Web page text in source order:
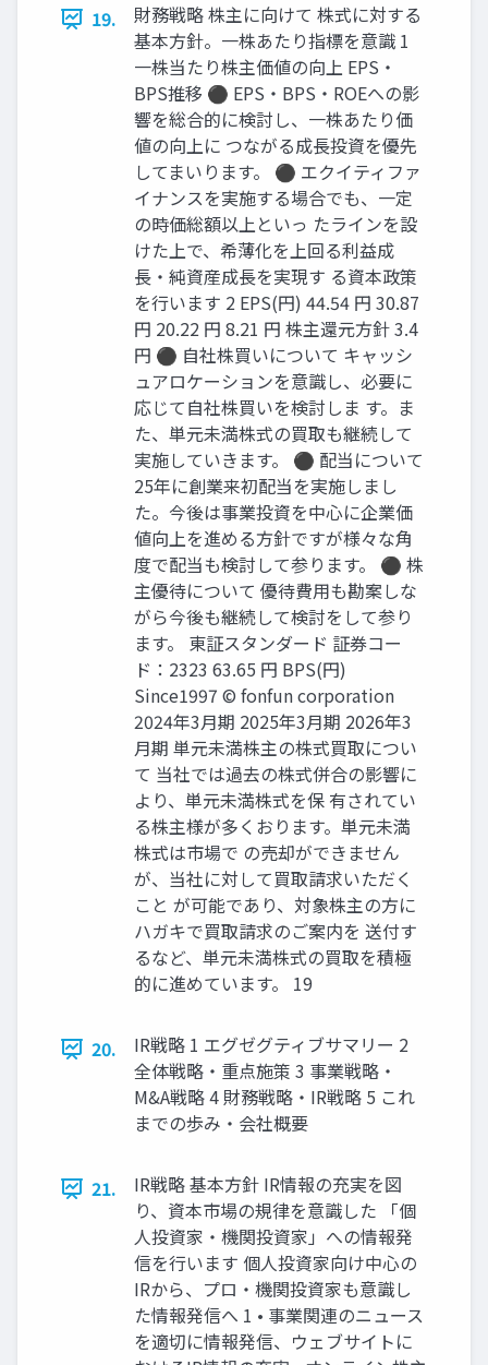
19.
財務戦略 株主に向けて 株式に対する
基本方針。一株あたり指標を意識 1
一株当たり株主価値の向上 EPS・
BPS推移 ⚫ EPS・BPS・ROEへの影
響を総合的に検討し、一株あたり価
値の向上に つながる成長投資を優先
してまいります。 ⚫ エクイティファ
イナンスを実施する場合でも、一定
の時価総額以上といっ たラインを設
けた上で、希薄化を上回る利益成
長・純資産成長を実現す る資本政策
を行います 2 EPS(円) 44.54 円 30.87
円 20.22 円 8.21 円 株主還元方針 3.4
円 ⚫ 自社株買いについて キャッシ
ュアロケーションを意識し、必要に
応じて自社株買いを検討しま す。ま
た、単元未満株式の買取も継続して
実施していきます。 ⚫ 配当について
25年に創業来初配当を実施しまし
た。今後は事業投資を中心に企業価
値向上を進める方針ですが様々な角
度で配当も検討して参ります。 ⚫ 株
主優待について 優待費用も勘案しな
がら今後も継続して検討をして参り
ます。 東証スタンダード 証券コー
ド：2323 63.65 円 BPS(円)
Since1997 © fonfun corporation
2024年3月期 2025年3月期 2026年3
月期 単元未満株主の株式買取につい
て 当社では過去の株式併合の影響に
より、単元未満株式を保 有されてい
る株主様が多くおります。単元未満
株式は市場で の売却ができません
が、当社に対して買取請求いただく
こと が可能であり、対象株主の方に
ハガキで買取請求のご案内を 送付す
るなど、単元未満株式の買取を積極
的に進めています。 19
20.
IR戦略 1 エグゼグティブサマリー 2
全体戦略・重点施策 3 事業戦略・
M&A戦略 4 財務戦略・IR戦略 5 これ
までの歩み・会社概要
21.
IR戦略 基本方針 IR情報の充実を図
り、資本市場の規律を意識した 「個
人投資家・機関投資家」への情報発
信を行います 個人投資家向け中心の
IRから、プロ・機関投資家も意識し
た情報発信へ 1 • 事業関連のニュース
を適切に情報発信、ウェブサイトに